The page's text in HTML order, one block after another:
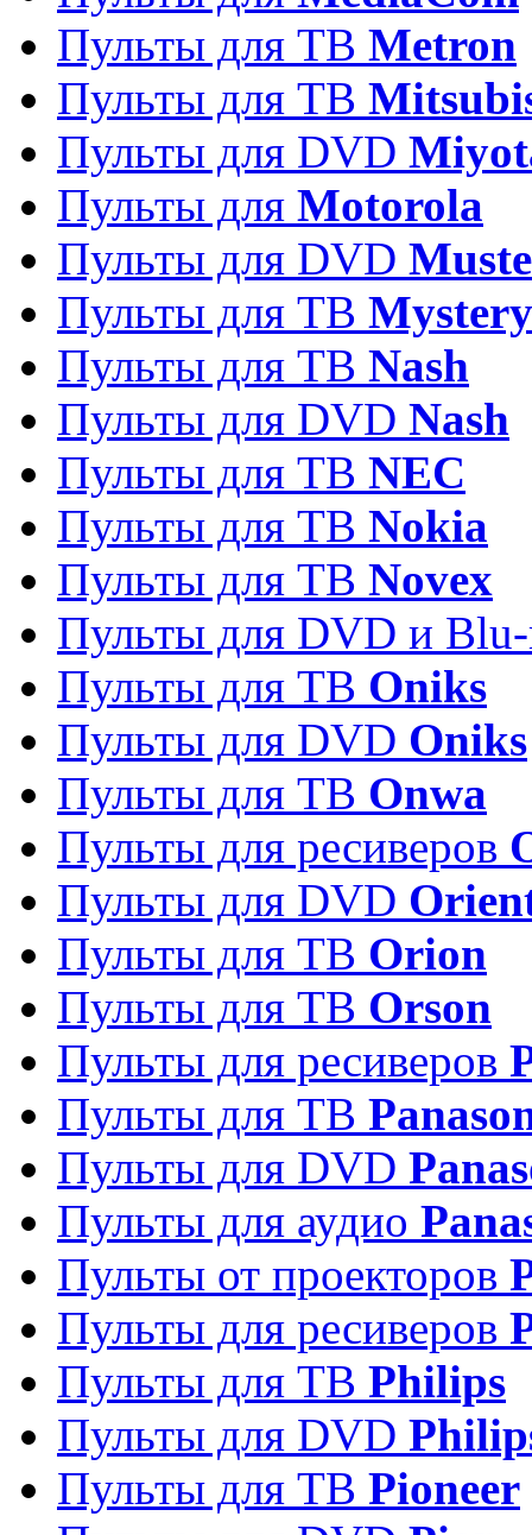
Пульты для ТВ Metron
Пульты для TB
Пульты для DVD
Пульты для Motorola
Пульты для DVD
Пульты для ТВ Mystery
Пульты для ТВ Nash
Пульты для DVD Nash
Пульты для ТВ NEC
Пульты для ТВ Nokia
Пульты для ТВ Novex
Пульты для DVD и
Пульты для ТВ Oniks
Пульты для DVD Oniks
Пульты для ТВ Onwa
Пульты для ресиверов
Пульты для DVD
Пульты для ТВ Orion
Пульты для ТВ Orson
Пульты для ресиверов
Пульты для ТВ
Пульты для DVD
Пульты для аудио
Пульты от проекторов
Пульты для ресиверов
Пульты для ТВ Philips
Пульты для DVD
Пульты для ТВ Pioneer